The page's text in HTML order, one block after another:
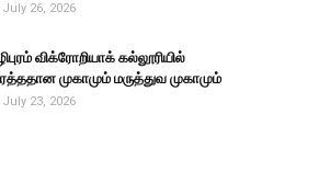
July 26, 2026
விக்ரோறியாக் கல்லூரியில்
முகாமும் மருத்துவ முகாமும்
July 23, 2026